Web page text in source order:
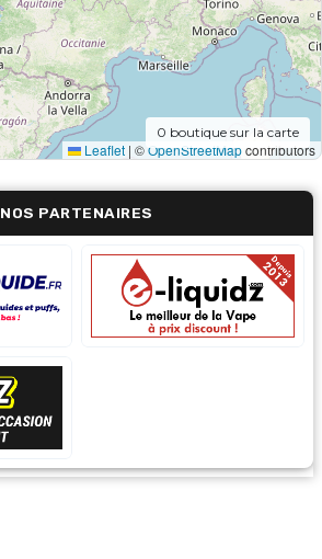
Leaflet | ©OpenStreetMapcontributors
0 boutique sur la carte
NOS PARTENAIRES